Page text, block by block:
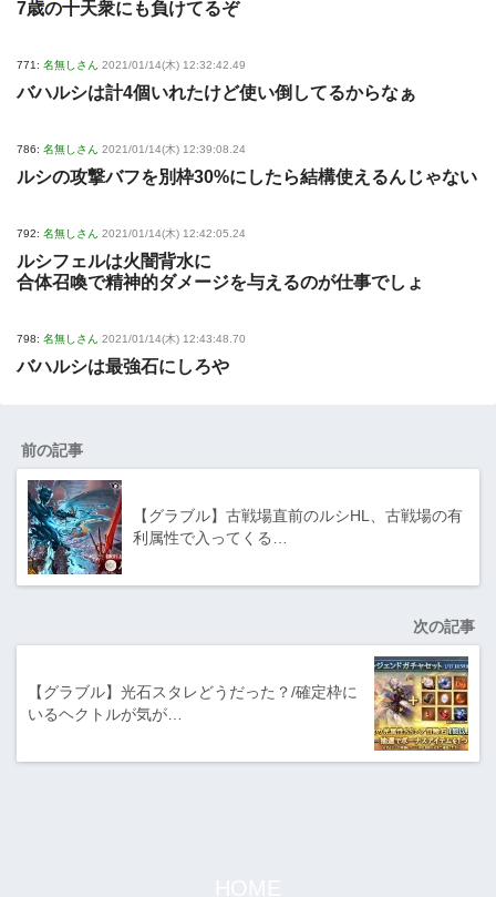
7歳の十天衆にも負けてるぞ
771: 名無しさん 2021/01/14(木) 12:32:42.49
バハルシは計4個いれたけど使い倒してるからなぁ
786: 名無しさん 2021/01/14(木) 12:39:08.24
ルシの攻撃バフを別枠30%にしたら結構使えるんじゃない
792: 名無しさん 2021/01/14(木) 12:42:05.24
ルシフェルは火闇背水に
合体召喚で精神的ダメージを与えるのが仕事でしょ
798: 名無しさん 2021/01/14(木) 12:43:48.70
バハルシは最強石にしろや
前の記事
【グラブル】古戦場直前のルシHL、古戦場の有
利属性で入ってくる…
次の記事
【グラブル】光石スタレどうだった？/確定枠に
いるヘクトルが気が…